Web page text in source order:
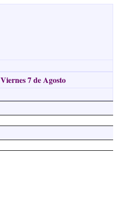
Viernes 7 de Agosto